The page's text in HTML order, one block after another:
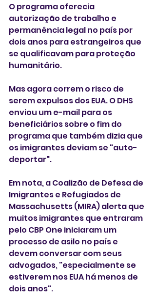
O programa oferecia
autorização de trabalho e
permanência legal no país por
dois anos para estrangeiros que
se qualificavam para proteção
humanitário.
Mas agora correm o risco de
serem expulsos dos EUA. O DHS
enviou um e-mail para os
beneficiários sobre o fim do
programa que também dizia que
os imigrantes deviam se "auto-
deportar".
Em nota, a Coalizão de Defesa de
Imigrantes e Refugiados de
Massachusetts (MIRA) alerta que
muitos imigrantes que entraram
pelo CBP One iniciaram um
processo de asilo no país e
devem conversar com seus
advogados, "especialmente se
estiverem nos EUA há menos de
dois anos".